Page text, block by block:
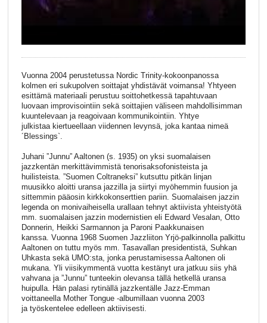
Vuonna 2004 perustetussa Nordic Trinity-kokoonpanossa
kolmen eri sukupolven soittajat yhdistävät voimansa! Yhtyeen
esittämä materiaali perustuu soittohetkessä tapahtuvaan
luovaan improvisointiin sekä soittajien väliseen mahdollisimman
kuuntelevaan ja reagoivaan kommunikointiin. Yhtye
julkistaa kiertueellaan viidennen levynsä, joka kantaa nimeä
´Blessings`.
Juhani ”Junnu” Aaltonen (s. 1935) on yksi suomalaisen
jazzkentän merkittävimmistä tenorisaksofonisteista ja
huilisteista. ”Suomen Coltraneksi” kutsuttu pitkän linjan
muusikko aloitti uransa jazzilla ja siirtyi myöhemmin fuusion ja
sittemmin pääosin kirkkokonserttien pariin. Suomalaisen jazzin
legenda on monivaiheisella urallaan tehnyt aktiivista yhteistyötä
mm. suomalaisen jazzin modernistien eli Edward Vesalan, Otto
Donnerin, Heikki Sarmannon ja Paroni Paakkunaisen
kanssa. Vuonna 1968 Suomen Jazzliiton Yrjö-palkinnolla palkittu
Aaltonen on tuttu myös mm. Tasavallan presidentistä, Suhkan
Uhkasta sekä UMO:sta, jonka perustamisessa Aaltonen oli
mukana. Yli viisikymmentä vuotta kestänyt ura jatkuu siis yhä
vahvana ja ”Junnu” tunteekin olevansa tällä hetkellä uransa
huipulla. Hän palasi rytinällä jazzkentälle Jazz-Emman
voittaneella Mother Tongue -albumillaan vuonna 2003
ja työskentelee edelleen aktiivisesti.